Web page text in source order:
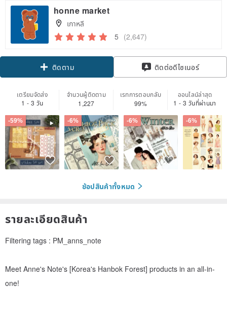
honne market
เกาหลี
5 (2,647)
ติดตาม ติดต่อดีไซเนอร์
เตรียมจัดส่ง
1 - 3 วัน
จำนวนผู้ติดตาม
1,227
เรทการตอบกลับ
99%
ออนไลน์ล่าสุด
1 - 3 วันที่ผ่านมา
-59% -6% -6% -6%
ช้อปสินค้าทั้งหมด
รายละเอียดสินค้า
Filtering tags : PM_anns_note
Meet Anne's Note's [Korea's Hanbok Forest] products in an all-in-
one!